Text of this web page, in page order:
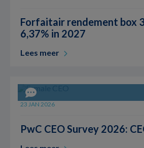
Forfaitair rendement box
6,37% in 2027
Lees meer
23 JAN 2026
PwC CEO Survey 2026: